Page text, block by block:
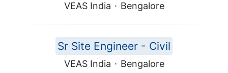
VEAS India · Bengalore
Sr Site Engineer - Civil
VEAS India · Bengalore